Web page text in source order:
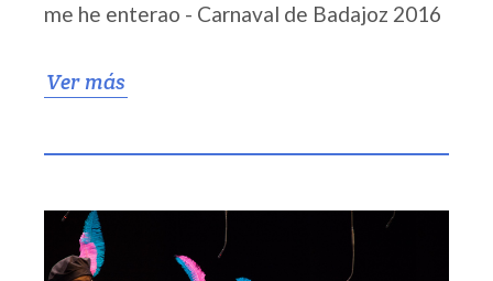
me he enterao - Carnaval de Badajoz 2016
Ver más